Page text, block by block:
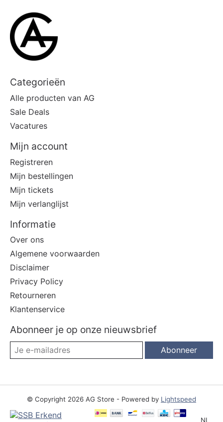
Categorieën
Alle producten van AG
Sale Deals
Vacatures
Mijn account
Registreren
Mijn bestellingen
Mijn tickets
Mijn verlanglijst
Informatie
Over ons
Algemene voorwaarden
Disclaimer
Privacy Policy
Retourneren
Klantenservice
Abonneer je op onze nieuwsbrief
Abonneer
© Copyright 2026 AG Store - Powered by Lightspeed
NL